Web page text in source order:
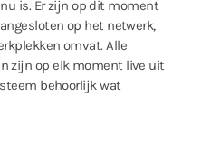
is. Er zijn op dit moment
op het netwerk,
omvat. Alle
zijn op elk moment live uit
behoorlijk wat